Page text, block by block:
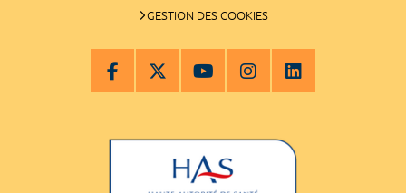
GESTION DES COOKIES